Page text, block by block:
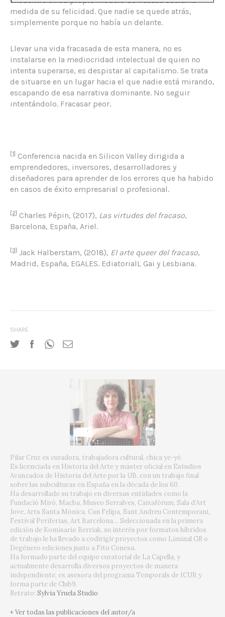
medida de su felicidad. Que nadie se quede atrás,
simplemente porque no había un delante.
Llevar una vida fracasada de esta manera, no es
instalarse en la mediocridad intelectual de quien no
intenta superarse, es despistar al capitalismo. Se trata
de situarse en un lugar hacia el que nadie está mirando,
escapando de esa narrativa dominante. No seguir
intentándolo. Fracasar peor.
[1] Conferencia nacida en Silicon Valley dirigida a
emprendedores, inversores, desarrolladores y
diseñadores para aprender de los errores que ha habido
en casos de éxito empresarial o profesional.
[2] Charles Pépin, (2017), Las virtudes del fracaso,
Barcelona, España, Ariel.
[3] Jack Halberstam, (2018), El arte queer del fracaso,
Madrid, España, EGALES. EdiatorialL Gai y Lesbiana.
SHARE
Pilar Cruz es curadora, trabajadora cultural, chica ye-yé.
Es licenciada en Historia del Arte y máster oficial en Estudios
Avanzados de Historia del Arte por la UB, con un trabajo final
sobre las subculturas en España en la década de los 60.
Ha desarrollado su trabajo en diversas entidades como la
Fundació Miró, Macba, Museo Serralves, Caixafórum, Sala d’Art
Jove, Arts Santa Mònica, Can Felipa, Sant Andreu Contemporani,
Festival Periferias, Art Barcelona… Seleccionada en la primera
edición de Komisario Berriak, su interés por formatos híbridos
de trabajo le ha llevado a codirigir proyectos como Liminal GR o
Degénero ediciones junto a Fito Conesa.
Ha formado parte del equipo curatorial de La Capella, y
actualmente desarrolla diversos proyectos de manera
independiente, es asesora del programa Temporals de ICUB y
forma parte de Club9.
Retrato: Sylvia Yruela Studio
+ Ver todas las publicaciones del autor/a